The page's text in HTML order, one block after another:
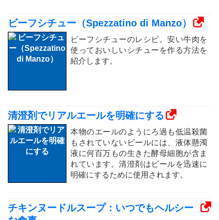
ビーフシチュー（Spezzatino di Manzo）
ビーフシチューのレシピ。安い牛肉を
使っておいしいシチューを作る方法を
紹介します。
清澄剤でリアルエールを明確にする
本物のエールのようにろ過も低温殺菌
もされていないビールには、液体懸濁
液に何百万もの生きた酵母細胞が含ま
れています。清澄剤はビールを迅速に
明確にするために使用されます。
チキンヌードルスープ：いつでもヘルシー